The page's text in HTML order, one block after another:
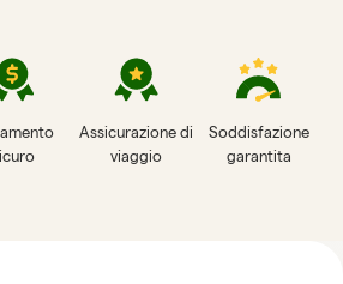
Assicurazione di
viaggio
Soddisfazione
garantita